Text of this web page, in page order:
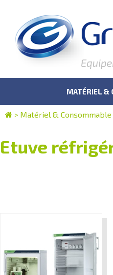
MATÉRIEL &
> Matériel & Consommable
Etuve